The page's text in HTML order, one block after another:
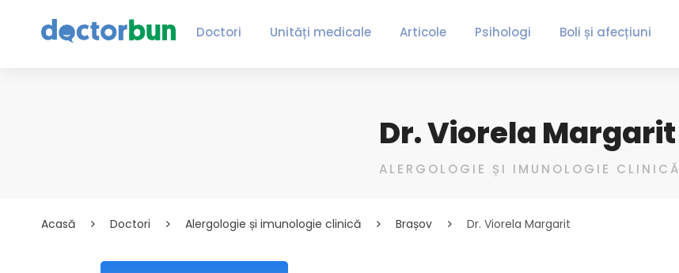
Doctori Unități medicale Articole Psihologi Boli și afecțiuni
Dr. Viorela Margarit
ALERGOLOGIE ȘI IMUNOLOGIE CLINICĂ
Acasă Doctori Alergologie și imunologie clinică Brașov Dr. Viorela Margarit